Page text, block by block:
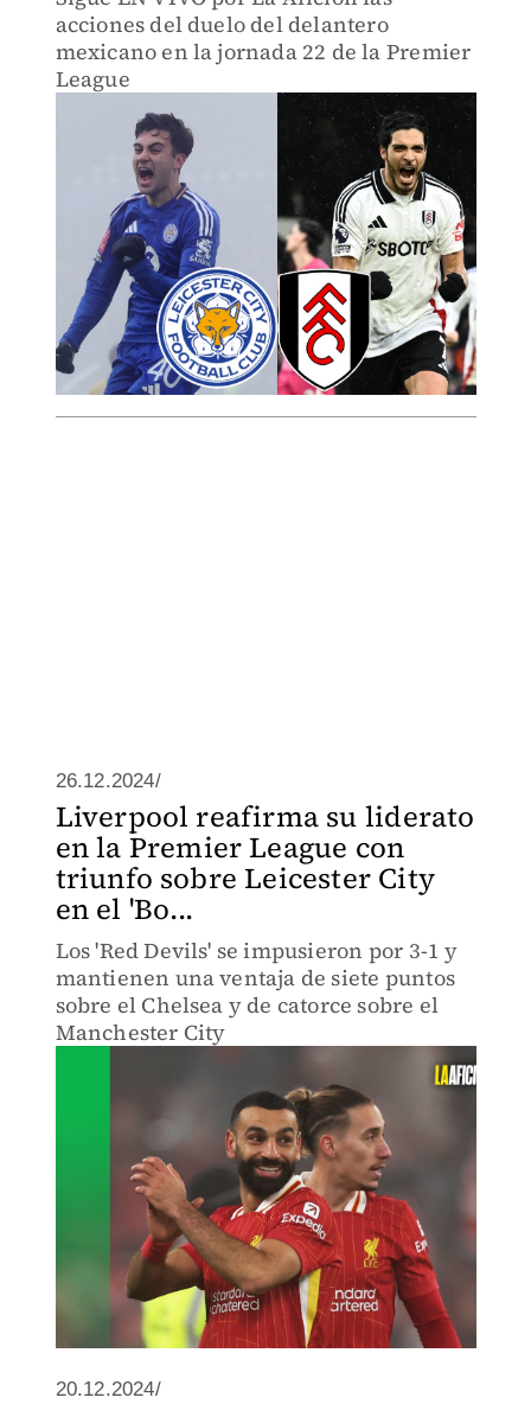
acciones del duelo del delantero
mexicano en la jornada 22 de la Premier
League
26.12.2024/
Liverpool reafirma su liderato
en la Premier League con
triunfo sobre Leicester City
en el 'Bo...
Los 'Red Devils' se impusieron por 3-1 y
mantienen una ventaja de siete puntos
sobre el Chelsea y de catorce sobre el
Manchester City
20.12.2024/